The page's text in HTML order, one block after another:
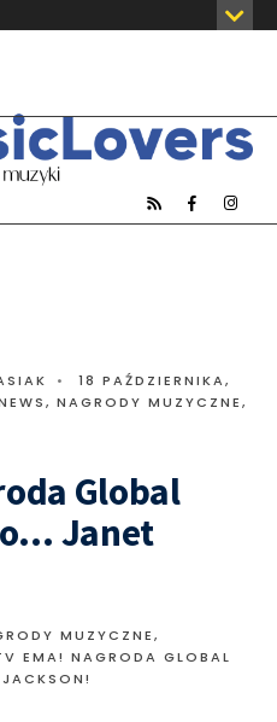
•
18 PAŹDZIERNIKA,
, NAGRODY MUZYCZNE,
Global
Janet
MUZYCZNE,
EMA! NAGRODA GLOBAL